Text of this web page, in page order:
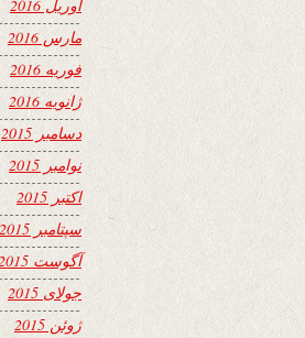
آوریل 2016
مارس 2016
فوریه 2016
ژانویه 2016
دسامبر 2015
نوامبر 2015
اکتبر 2015
سپتامبر 2015
آگوست 2015
جولای 2015
ژوئن 2015